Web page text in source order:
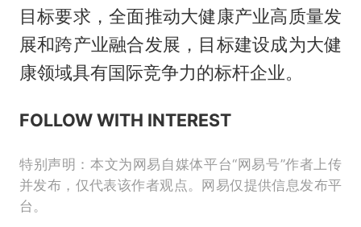
目标要求，全面推动大健康产业高质量发
展和跨产业融合发展，目标建设成为大健
康领域具有国际竞争力的标杆企业。
FOLLOW WITH INTEREST
特别声明：本文为网易自媒体平台“网易号”作者上传
并发布，仅代表该作者观点。网易仅提供信息发布平
台。